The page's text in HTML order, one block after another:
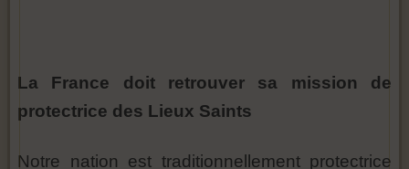
La France doit retrouver sa mission de
protectrice des Lieux Saints
Notre nation est traditionnellement protectrice